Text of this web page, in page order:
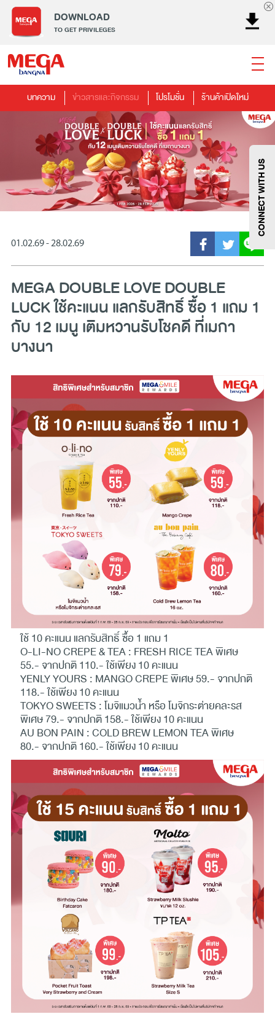
DOWNLOAD
TO GET PRIVILEGES
ธนาคาร ร้านอาหาร เอ็นเตอร์เทนเม้นท์
แฟชั่น
เครื่องประดับ
การตกแต่งบ้าน แม่และเด็ก
ไลฟ์สไตล์
บริการ
เมกา สมาร์ท คิดส์ กีฬา
ซูเปอร์มาร์เก็ต
แกดเจ็ตและเทคโนโลยี
สุขภาพและความงาม
แฟชั่น @Megabangna
CONNECT WITH US
บทความ ข่าวสารและกิจกรรม โปรโมชั่น ร้านค้าเปิดใหม่
01.02.69 - 28.02.69
MEGA DOUBLE LOVE DOUBLE
LUCK ใช้คะแนน แลกรับสิทธิ์ ซื้อ 1 แถม 1
กับ 12 เมนู เติมหวานรับโชคดี ที่เมกา
บางนา
ใช้ 10 คะแนน แลกรับสิทธิ์ ซื้อ 1 แถม 1
O-LI-NO CREPE & TEA : FRESH RICE TEA พิเศษ
55.- จากปกติ 110.- ใช้เพียง 10 คะแนน
YENLY YOURS : MANGO CREPE พิเศษ 59.- จากปกติ
118.- ใช้เพียง 10 คะแนน
TOKYO SWEETS : โมจิแมวน้ำ หรือ โมจิกระต่ายคละรส
พิเศษ 79.- จากปกติ 158.- ใช้เพียง 10 คะแนน
AU BON PAIN : COLD BREW LEMON TEA พิเศษ
80.- จากปกติ 160.- ใช้เพียง 10 คะแนน